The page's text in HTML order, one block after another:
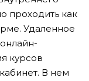
проходить как
Удаленное
курсов
В нем